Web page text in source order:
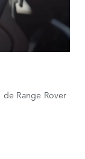
Range Rover